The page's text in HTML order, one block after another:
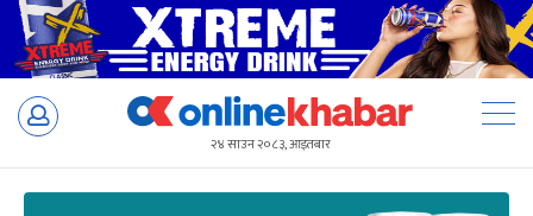
Skip
२४ साउन २०८३, आइतबार